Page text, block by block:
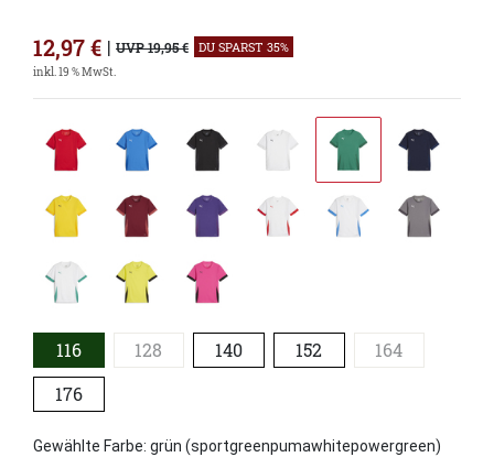
12,97€ | UVP 19,95 € DU SPARST 35%
inkl. 19 % MwSt.
116 128 140 152
164
176
Gewählte Farbe: grün (sportgreenpumawhitepowergreen)